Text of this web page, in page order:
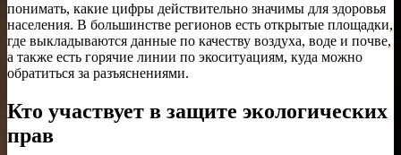
понимать, какие цифры действительно значимы для здоровья
населения. В большинстве регионов есть открытые площадки,
где выкладываются данные по качеству воздуха, воде и почве,
а также есть горячие линии по экоситуациям, куда можно
обратиться за разъяснениями.
Кто участвует в защите экологических
прав